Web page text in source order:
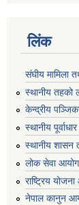
लिंक
संघीय मामिला
स्थानीय तहको
केन्द्रीय
स्थानीय
स्थानीय शासन
लोक सेवा आयोग
राष्ट्रिय
नेपाल कानुन